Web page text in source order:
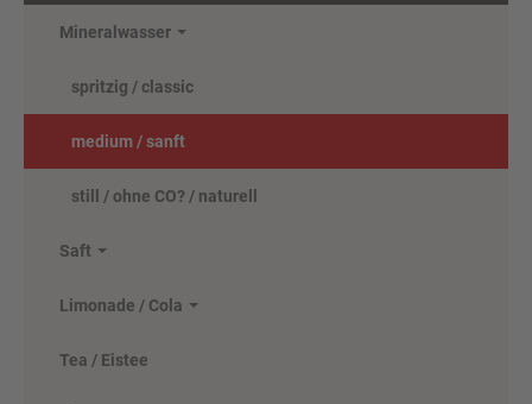
Mineralwasser
spritzig / classic
medium / sanft
still / ohne CO? / naturell
Saft
Limonade / Cola
Tea / Eistee